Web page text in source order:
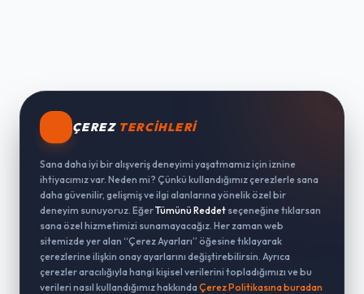
ÇEREZ TERCIHLERI
Sana daha iyi bir alışveriş deneyimi yaşatmamız için iznine
ihtiyacımız var. Neden mi? Çünkü kullandığımız çerezlerle sana
daha güvenilir, gelişmiş ve ilgi alanlarına yönelik özel bir
deneyim sunuyoruz. EğerTümünü Reddet seçeneğine tıklarsan
sana özel hizmetimizi sunamayacağız. Her zaman web
sitemizde yer alan “Çerez Ayarları” öğesine tıklayarak
çerezlerine ilişkin onay ayarlarını değiştirebilirsin. Ayrıca
çerezler aracılığıyla hangi kişisel verilerini topladığımızı ve bu
verileri nasıl kullandığımız hakkında Çerez Politikasına buradan